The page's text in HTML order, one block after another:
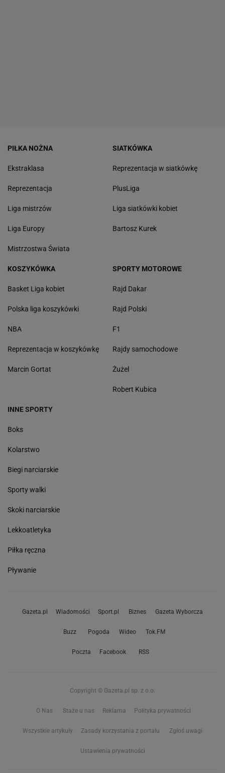
PIŁKA NOŻNA
Ekstraklasa
Reprezentacja
Liga mistrzów
Liga Europy
Mistrzostwa Świata
SIATKÓWKA
Reprezentacja w siatkówkę
PlusLiga
Liga siatkówki kobiet
Bartosz Kurek
KOSZYKÓWKA
Basket Liga kobiet
Polska liga koszykówki
NBA
Reprezentacja w koszykówkę
Marcin Gortat
SPORTY MOTOROWE
Rajd Dakar
Rajd Polski
F1
Rajdy samochodowe
Żużel
Robert Kubica
INNE SPORTY
Boks
Kolarstwo
Biegi narciarskie
Sporty walki
Skoki narciarskie
Lekkoatletyka
Piłka ręczna
Pływanie
Gazeta.pl Wiadomości Sport.pl Biznes Gazeta Wyborcza
Buzz Pogoda Wideo Tok.FM
Poczta Facebook RSS
Copyright © Gazeta.pl sp. z o.o.
O Nas Staże u nas Reklama Polityka prywatności
Wszystkie artykuły Zasady korzystania z portalu Zgłoś uwagi
Ustawienia prywatności